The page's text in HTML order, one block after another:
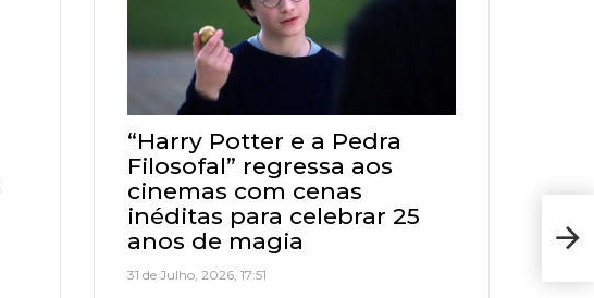
de
“Harry Potter e a Pedra
Filosofal” regressa aos
cinemas com cenas
inéditas para celebrar 25
anos de magia
31 de Julho, 2026, 17:51